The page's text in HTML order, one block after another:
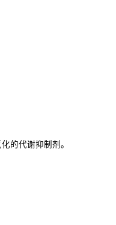
的代谢抑制剂。